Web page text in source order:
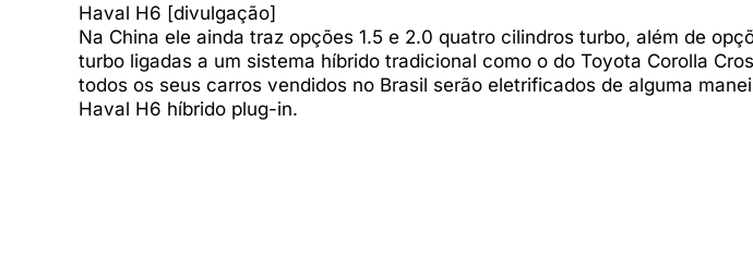
Haval H6 [divulgação]
Na China ele ainda traz opções 1.5 e 2.0 quatro cilindros turbo, além de
turbo ligadas a um sistema híbrido tradicional como o do Toyota Corolla
todos os seus carros vendidos no Brasil serão eletrificados de alguma
Haval H6 híbrido plug-in.